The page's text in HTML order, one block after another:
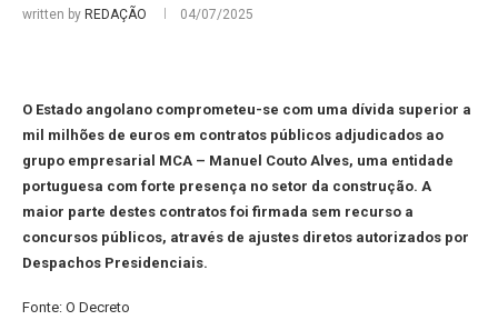
written by REDAÇÃO 04/07/2025
O Estado angolano comprometeu-se com uma dívida superior a
mil milhões de euros em contratos públicos adjudicados ao
grupo empresarial MCA – Manuel Couto Alves, uma entidade
portuguesa com forte presença no setor da construção. A
maior parte destes contratos foi firmada sem recurso a
concursos públicos, através de ajustes diretos autorizados por
Despachos Presidenciais.
Fonte: O Decreto